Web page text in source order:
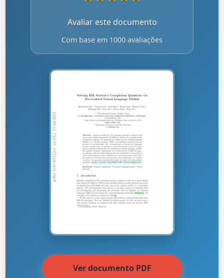
Avaliar este documento
Com base em 1000 avaliações
Ver documento PDF